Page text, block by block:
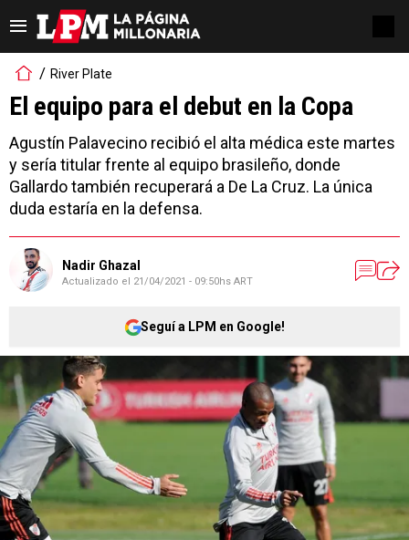
River Plate
El equipo para el debut en la Copa
Agustín Palavecino recibió el alta médica este martes
y sería titular frente al equipo brasileño, donde
Gallardo también recuperará a De La Cruz. La única
duda estaría en la defensa.
Nadir Ghazal
Actualizado el 21/04/2021 - 09:50hs ART
Seguí a LPM en Google!